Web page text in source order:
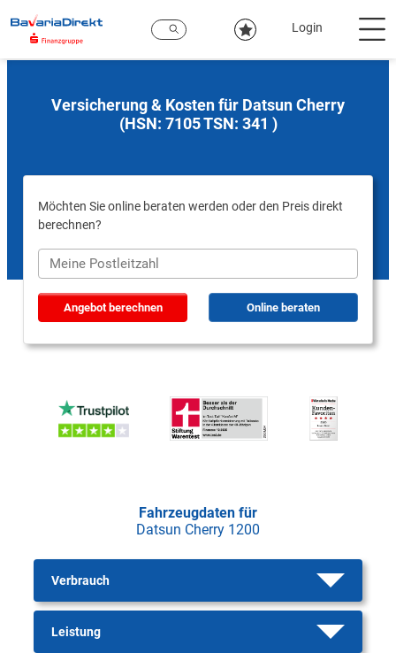
Hauptinhalt
Login
Versicherung & Kosten für Datsun Cherry
(HSN: 7105 TSN: 341 )
Möchten Sie online beraten werden oder den Preis direkt
berechnen?
Angebot berechnen Online beraten
Fahrzeugdaten für
Datsun Cherry 1200
Verbrauch
Leistung